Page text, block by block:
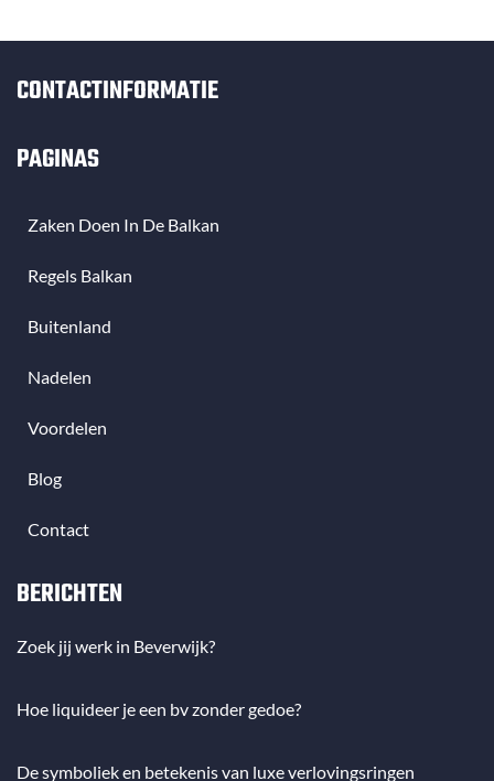
CONTACTINFORMATIE
PAGINAS
Zaken Doen In De Balkan
Regels Balkan
Buitenland
Nadelen
Voordelen
Blog
Contact
BERICHTEN
Zoek jij werk in Beverwijk?
Hoe liquideer je een bv zonder gedoe?
De symboliek en betekenis van luxe verlovingsringen